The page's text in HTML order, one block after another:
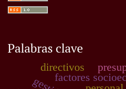
Palabras clave
factores
directivos